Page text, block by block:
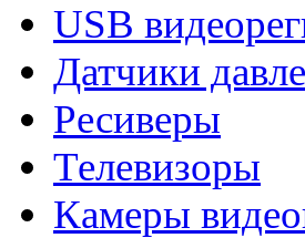
USB
Датчики
Ресиверы
Телевизоры
Камеры